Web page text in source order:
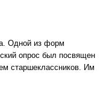
Одной из форм
опрос был посвящен
старшеклассников. Им